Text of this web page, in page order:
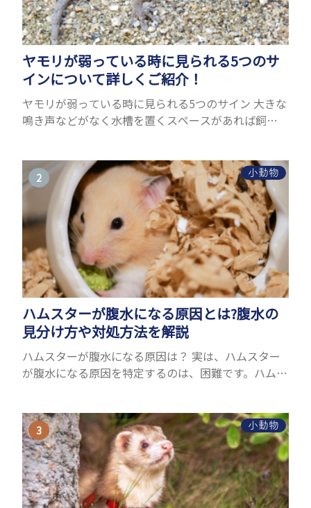
ヤモリが弱っている時に見られる5つのサ
インについて詳しくご紹介！
ヤモリが弱っている時に見られる5つのサイン 大きな
鳴き声などがなく水槽を置くスペースがあれば飼う
でしょうか...
小動物
ハムスターが腹水になる原因とは?腹水の
見分け方や対処方法を解説
ハムスターが腹水になる原因は？ 実は、ハムスター
が腹水になる原因を特定するのは、困難です。ハムス
理由はさま...
小動物